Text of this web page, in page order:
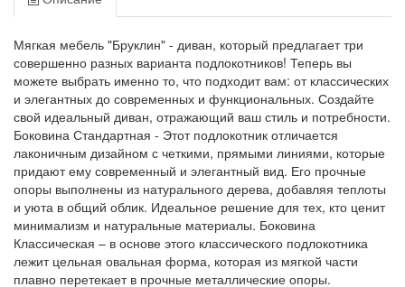
Мягкая мебель "Бруклин" - диван, который предлагает три
совершенно разных варианта подлокотников! Теперь вы
можете выбрать именно то, что подходит вам: от классических
и элегантных до современных и функциональных. Создайте
свой идеальный диван, отражающий ваш стиль и потребности.
Боковина Стандартная - Этот подлокотник отличается
лаконичным дизайном с четкими, прямыми линиями, которые
придают ему современный и элегантный вид. Его прочные
опоры выполнены из натурального дерева, добавляя теплоты
и уюта в общий облик. Идеальное решение для тех, кто ценит
минимализм и натуральные материалы. Боковина
Классическая – в основе этого классического подлокотника
лежит цельная овальная форма, которая из мягкой части
плавно перетекает в прочные металлические опоры.